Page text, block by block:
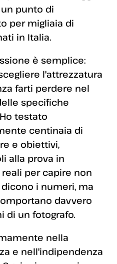
punto di
per migliaia di
in Italia.
è semplice:
l'attrezzatura
farti perdere nel
specifiche
testato
centinaia di
e obiettivi,
alla prova in
per capire non
i numeri, ma
davvero
di un fotografo.
nella
e nell'indipendenza